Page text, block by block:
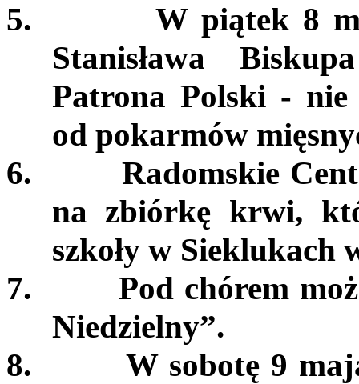
5.
W piątek 8
Stanisława
Patrona Polski - nie
od pokarmów
6.
Radomskie
na zbiórkę krwi,
szkoły w Sieklukach
7.
Pod chórem
Niedzielny”.
8.
W sobotę 9